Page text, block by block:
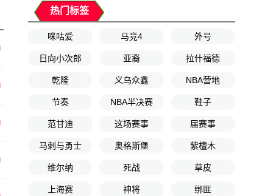
热门标签
咪咕爱 马竞4 外号
日向小次郎 亚裔 拉什福德
乾隆 义乌众鑫 NBA营地
节奏 NBA半决赛 鞋子
范甘迪 这场赛事 届赛事
马刺与勇士 奥格斯堡 紫檀木
维尔纳 死战 草皮
上海赛 神将 绑匪